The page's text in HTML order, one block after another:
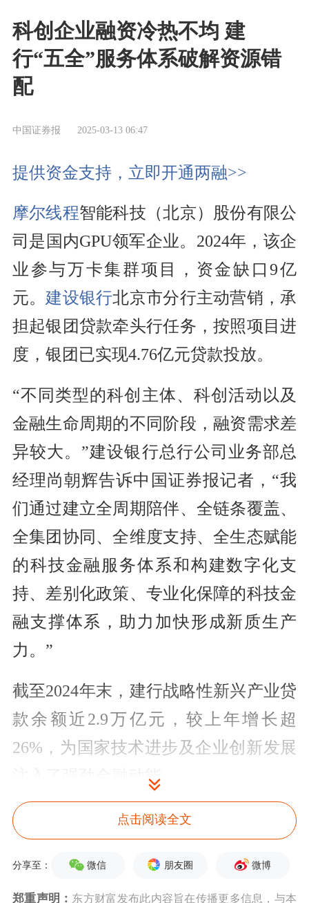
科创企业融资冷热不均 建
行“五全”服务体系破解资源错
配
中国证券报 2025-03-13 06:47
提供资金支持，立即开通两融>>
摩尔线程智能科技（北京）股份有限公
司是国内GPU领军企业。2024年，该企
业参与万卡集群项目，资金缺口9亿
元。 建设银行北京市分行主动营销，承
担起银团贷款牵头行任务，按照项目进
度，银团已实现4.76亿元贷款投放。
“不同类型的科创主体、科创活动以及
金融生命周期的不同阶段，融资需求差
异较大。”建设银行总行公司业务部总
经理尚朝辉告诉中国证券报记者，“我
们通过建立全周期陪伴、全链条覆盖、
全集团协同、全维度支持、全生态赋能
的科技金融服务体系和构建数字化支
持、差别化政策、专业化保障的科技金
融支撑体系，助力加快形成新质生产
力。”
截至2024年末，建行战略性新兴产业贷
款余额近2.9万亿元，较上年增长超
26%，为国家技术进步及企业创新发展
注入了强劲金融动能。
探索“股贷债保”服务方案
“我们持续发力科技型企业评价，创新
点击阅读全文
分享至： 微信 朋友圈 微博
郑重声明： 东方财富发布此内容旨在传播更多信息，与本